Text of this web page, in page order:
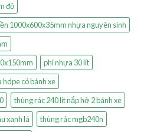
đỏ
1000x600x35mm nhựa nguyên sinh
phi nhựa 30 lít
hdpe có bánh xe
thùng rác 240 lít nắp hở 2 bánh xe
xanh lá
thùng rác mgb240n